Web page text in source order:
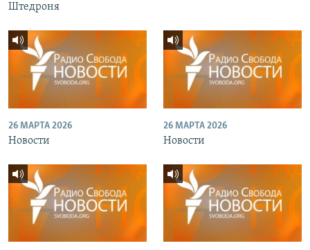
Штедроня
26 МАРТА 2026
Новости
26 МАРТА 2026
Новости